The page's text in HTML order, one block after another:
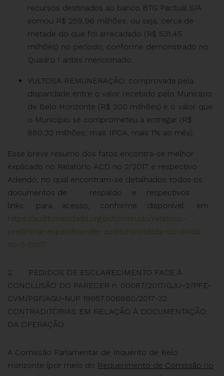
recursos destinados ao banco BTG Pactual S/A
somou R$ 259,96 milhões, ou seja, cerca de
metade do que foi arrecadado (R$ 531,45
milhões) no período, conforme demonstrado no
Quadro I antes mencionado.
VULTOSA REMUNERAÇÃO: comprovada pela
disparidade entre o valor recebido pelo Município
de Belo Horizonte (R$ 200 milhões) e o valor que
o Município se comprometeu a entregar (R$
880,32 milhões, mais IPCA, mais 1% ao mês).
Esse breve resumo dos fatos encontra-se melhor
explicado no Relatório ACD no 2/2017 e respectivo
Adendo, no qual encontram-se detalhados todos os
documentos de respaldo e respectivos
links para acesso, conforme disponível em
https://auditoriacidada.org.br/conteudo/relatorio-
preliminar-especifico-de- auditoria-cidada-da-divida-
no-2-2017/ .
2. PEDIDOS DE ESCLARECIMENTO FACE À
CONCLUSÃO DO PARECER n. 00087/2017/GJU–2/PFE-
CVM/PGF/AGU-NUP 19957.006860/2017-32
CONTRADITÓRIAS EM RELAÇÃO À DOCUMENTAÇÃO
DA OPERAÇÃO
A Comissão Parlamentar de Inquérito de Belo
Horizonte (por meio do Requerimento de Comissão no